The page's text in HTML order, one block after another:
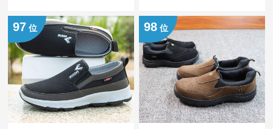
97 位 98 位